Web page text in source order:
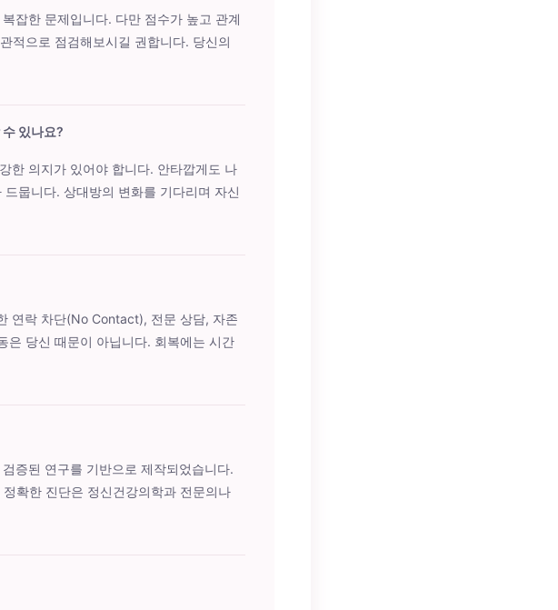
잡한 문제입니다. 다만 점수가 높고 관계
적으로 점검해보시길 권합니다. 당신의
있나요?
한 의지가 있어야 합니다. 안타깝게도 나
뭅니다. 상대방의 변화를 기다리며 자신
연락 차단(No Contact), 전문 상담, 자존
은 당신 때문이 아닙니다. 회복에는 시간
증된 연구를 기반으로 제작되었습니다.
확한 진단은 정신건강의학과 전문의나